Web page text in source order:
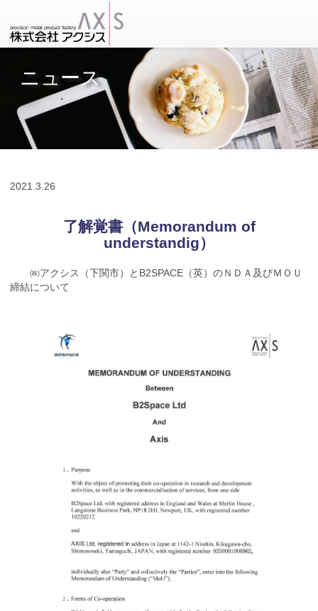
ニュース
2021. 3.26
了解覚書（Memorandum of
understandig）
㈱アクシス（下関市）と B2SPACE （英）のＮＤＡ及びＭＯＵ
締結について